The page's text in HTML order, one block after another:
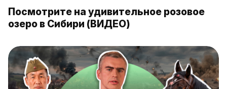
Посмотрите на удивительное розовое
озеро в Сибири (ВИДЕО)